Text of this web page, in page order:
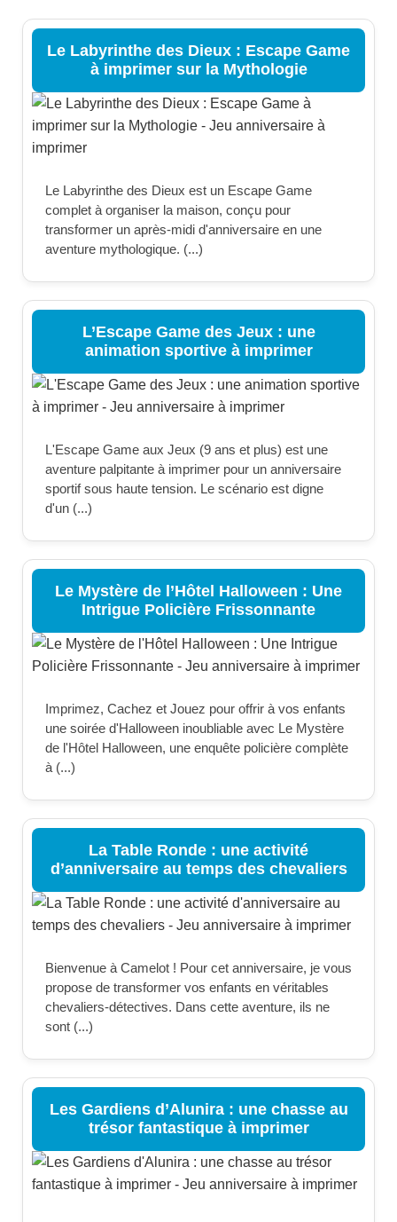
Le Labyrinthe des Dieux : Escape Game
à imprimer sur la Mythologie
Le Labyrinthe des Dieux est un Escape Game
complet à organiser la maison, conçu pour
transformer un après-midi d'anniversaire en une
aventure mythologique. (...)
L’Escape Game des Jeux : une
animation sportive à imprimer
L'Escape Game aux Jeux (9 ans et plus) est une
aventure palpitante à imprimer pour un anniversaire
sportif sous haute tension. Le scénario est digne
d'un (...)
Le Mystère de l’Hôtel Halloween : Une
Intrigue Policière Frissonnante
Imprimez, Cachez et Jouez pour offrir à vos enfants
une soirée d'Halloween inoubliable avec Le Mystère
de l'Hôtel Halloween, une enquête policière complète
à (...)
La Table Ronde : une activité
d’anniversaire au temps des chevaliers
Bienvenue à Camelot ! Pour cet anniversaire, je vous
propose de transformer vos enfants en véritables
chevaliers-détectives. Dans cette aventure, ils ne
sont (...)
Les Gardiens d’Alunira : une chasse au
trésor fantastique à imprimer